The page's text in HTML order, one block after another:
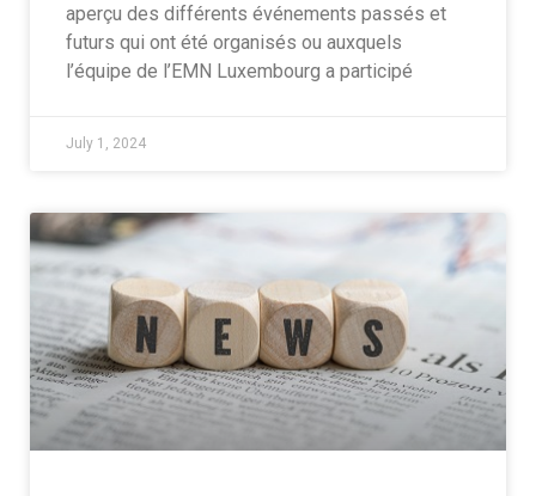
aperçu des différents événements passés et
futurs qui ont été organisés ou auxquels
l’équipe de l’EMN Luxembourg a participé
July 1, 2024